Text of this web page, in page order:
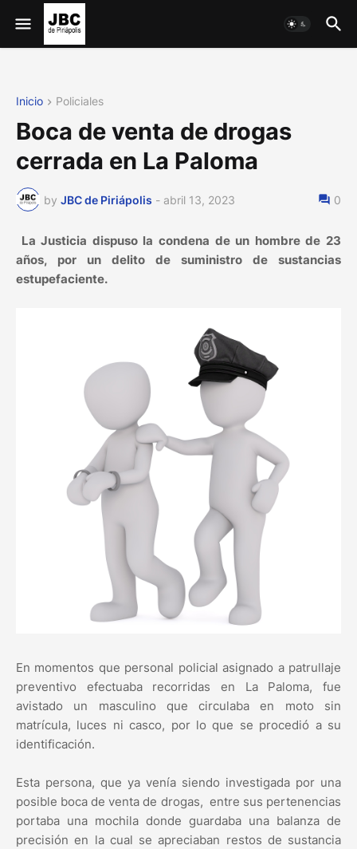
Inicio Policiales
Boca de venta de drogas
cerrada en La Paloma
by JBC de Piriápolis - abril 13, 2023 0
La Justicia dispuso la condena de un hombre de 23
años, por un delito de suministro de sustancias
estupefaciente.
En momentos que personal policial asignado a patrullaje
preventivo efectuaba recorridas en La Paloma, fue
avistado un masculino que circulaba en moto sin
matrícula, luces ni casco, por lo que se procedió a su
identificación.
Esta persona, que ya venía siendo investigada por una
posible boca de venta de drogas, entre sus pertenencias
portaba una mochila donde guardaba una balanza de
precisión en la cual se apreciaban restos de sustancia